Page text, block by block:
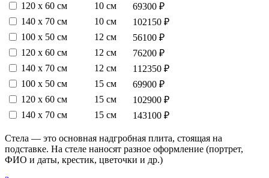
120 х 60 см
10 см
69300 ₽
140 х 70 см
10 см
102150 ₽
100 х 50 см
12 см
56100 ₽
120 х 60 см
12 см
76200 ₽
140 х 70 см
12 см
112350 ₽
100 х 50 см
15 см
69900 ₽
120 х 60 см
15 см
102900 ₽
140 х 70 см
15 см 143100 ₽
Стела — это основная надгробная плита, стоящая на
подставке. На стеле наносят разное оформление (портрет,
ФИО и даты, крестик, цветочки и др.)